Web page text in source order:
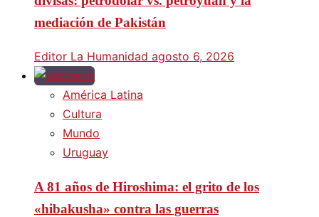
mediación de Pakistán
Editor La Humanidad agosto 6, 2026
América Latina
Cultura
Mundo
Uruguay
A 81 años de Hiroshima: el grito de los
«hibakusha» contra las guerras